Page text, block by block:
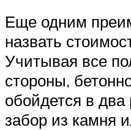
Еще одним
назвать
Учитывая все
стороны,
обойдется в
забор из камня